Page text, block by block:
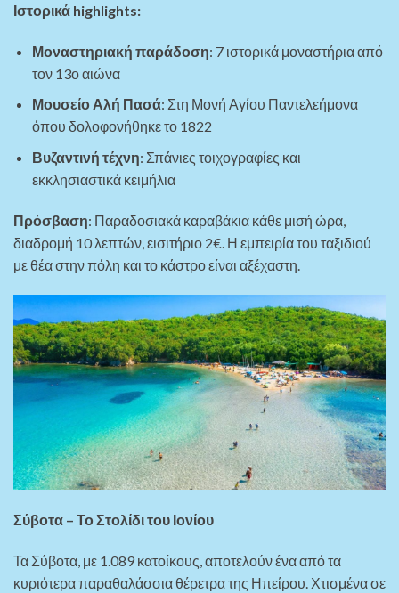
Ιστορικά highlights:
Μοναστηριακή παράδοση: 7 ιστορικά μοναστήρια από
τον 13ο αιώνα
Μουσείο Αλή Πασά: Στη Μονή Αγίου Παντελεήμονα
όπου δολοφονήθηκε το 1822
Βυζαντινή τέχνη: Σπάνιες τοιχογραφίες και
εκκλησιαστικά κειμήλια
Πρόσβαση: Παραδοσιακά καραβάκια κάθε μισή ώρα,
διαδρομή 10 λεπτών, εισιτήριο 2€. Η εμπειρία του ταξιδιού
με θέα στην πόλη και το κάστρο είναι αξέχαστη.
Σύβοτα – Το Στολίδι του Ιονίου
Τα Σύβοτα, με 1.089 κατοίκους, αποτελούν ένα από τα
κυριότερα παραθαλάσσια θέρετρα της Ηπείρου. Χτισμένα σε